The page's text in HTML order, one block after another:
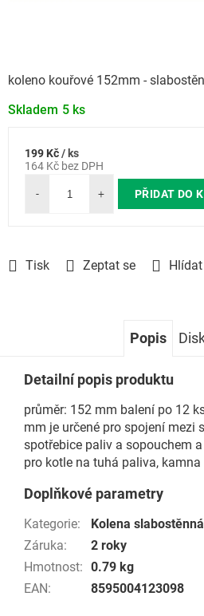
Skladem 5 ks
koleno kouřové 152mm -
Tisk Zeptat se Hlídat
199 Kč/ ks
164 Kč bez DPH
Měrná
PŘIDAT DO
Popis
Detailní popis produktu
průměr: 152 mm balení po 12
mm je určené pro spojení mezi
spotřebice paliv a sopouchem
pro kotle na tuhá paliva, kamna
Doplňkové parametry
Kategorie:
Kolena slabostěnná
Záruka:
2 roky
Hmotnost: 0.79 kg
EAN: 8595004123098